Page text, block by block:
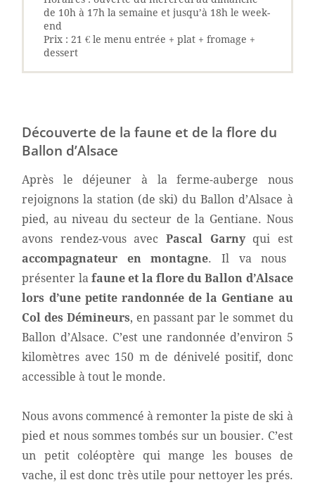
de 10h à 17h la semaine et jusqu’à 18h le week-
end
‎Prix : 21 € le menu entrée + plat + fromage +
dessert
Découverte de la faune et de la flore du
Ballon d’Alsace
Après le déjeuner à la ferme-auberge nous
rejoignons la station (de ski) du Ballon d’Alsace à
pied, au niveau du secteur de la Gentiane. Nous
avons rendez-vous avec Pascal Garny qui est
accompagnateur en montagne. Il va nous
présenter la faune et la flore du Ballon d’Alsace
lors d’une petite randonnée de la Gentiane au
Col des Démineurs, en passant par le sommet du
Ballon d’Alsace. C’est une randonnée d’environ 5
kilomètres avec 150 m de dénivelé positif, donc
accessible à tout le monde.
Nous avons commencé à remonter la piste de ski à
pied et nous sommes tombés sur un bousier. C’est
un petit coléoptère qui mange les bouses de
vache, il est donc très utile pour nettoyer les prés.